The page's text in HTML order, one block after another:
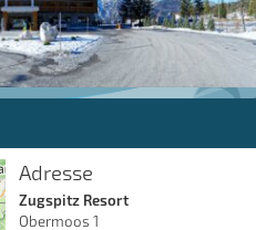
Adresse
Zugspitz Resort
Obermoos 1